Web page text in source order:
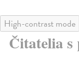
High-contrast mode
Čitatelia s